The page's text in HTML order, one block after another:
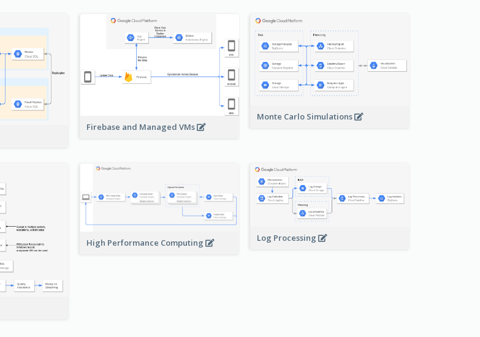
Firebase and Managed VMs
Monte Carlo Simulations
High Performance Computing Log Processing